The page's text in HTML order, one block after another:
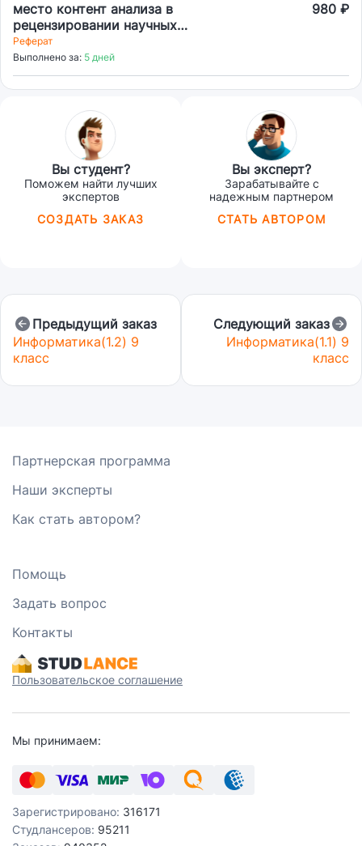
место контент анализа в
рецензировании научных
публикаций
980 ₽
Реферат
Выполнено за: 5 дней
Вы студент?
Поможем найти лучших
экспертов
СОЗДАТЬ ЗАКАЗ
Вы эксперт?
Зарабатывайте с
надежным партнером
СТАТЬ АВТОРОМ
Предыдущий заказ
Информатика(1.2) 9
класс
Следующий заказ
Информатика(1.1) 9
класс
Партнерская программа
Наши эксперты
Как стать автором?
Помощь
Задать вопрос
Контакты
Пользовательское соглашение
Мы принимаем:
Зарегистрировано: 316171
Студлансеров: 95211